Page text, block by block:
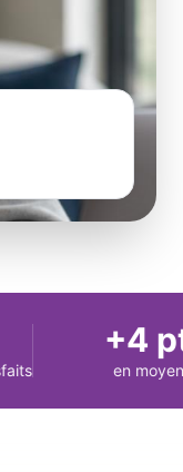
+4 pts
en moyenne